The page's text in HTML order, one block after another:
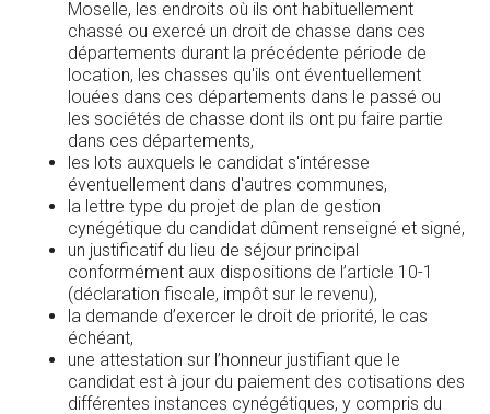
Moselle, les endroits où ils ont habituellement
chassé ou exercé un droit de chasse dans ces
départements durant la précédente période de
location, les chasses qu'ils ont éventuellement
louées dans ces départements dans le passé ou
les sociétés de chasse dont ils ont pu faire partie
dans ces départements,
les lots auxquels le candidat s'intéresse
éventuellement dans d'autres communes,
la lettre type du projet de plan de gestion
cynégétique du candidat dûment renseigné et signé,
un justificatif du lieu de séjour principal
conformément aux dispositions de l’article 10-1
(déclaration fiscale, impôt sur le revenu),
la demande d’exercer le droit de priorité, le cas
échéant,
une attestation sur l’honneur justifiant que le
candidat est à jour du paiement des cotisations des
différentes instances cynégétiques, y compris du